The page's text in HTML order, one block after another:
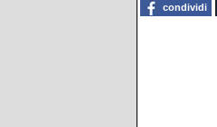
condividi